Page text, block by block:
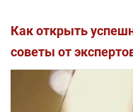
Как открыть
советы от